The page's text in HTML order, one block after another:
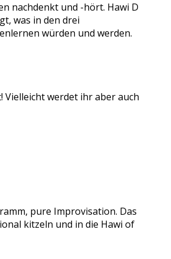
nachdenkt und -hört. Hawi D
was in den drei
würden und werden.
werdet ihr aber auch
pure Improvisation. Das
kitzeln und in die Hawi of